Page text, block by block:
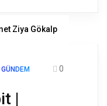
Ziya Gökalp
GÜNDEM 0
|